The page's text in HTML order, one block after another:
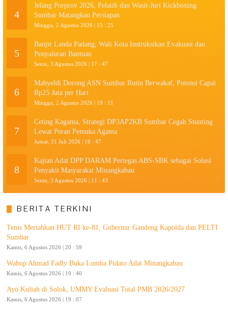
4
Jelang Porprov 2026, Pelatih dan Wasit-Juri Kickboxing
Sumbar Matangkan Persiapan
Minggu, 2 Agustus 2026 | 15 : 25
5
Banjir Landa Padang, Wali Kota Instruksikan Evakuasi dan
Penyaluran Bantuan
Senin, 3 Agustus 2026 | 17 : 47
6
Mahyeldi Dorong ASN Sumbar Rutin Berwakaf, Potensi Capai
Rp25 Juta per Hari
Minggu, 2 Agustus 2026 | 19 : 11
7
Ceting Kagama, Strategi DP3AP2KB Sumbar Cegah Stunting
Lewat Peran Pemuka Agama
Jumat, 31 Juli 2026 | 18 : 47
8
Kajian Adat DPP DARAM Pertegas ABS-SBK sebagai Solusi
Penyakit Masyarakat Minangkabau
Senin, 3 Agustus 2026 | 11 : 43
BERITA TERKINI
Tenis Meriahkan HUT RI ke-81, Gubernur Gandeng Kapolda dan PELTI
Sumbar
Kamis, 6 Agustus 2026 | 20 : 59
Wabup Ahmad Fadly Buka Lomba Pidato Adat Minangkabau
Kamis, 6 Agustus 2026 | 19 : 40
Ayo Kuliah di Solok, UMMY Evaluasi Total PMB 2026/2027
Kamis, 6 Agustus 2026 | 19 : 07